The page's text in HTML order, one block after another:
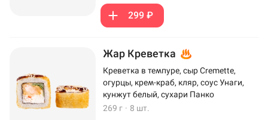
299 ₽
Жар Креветка
Креветка в темпуре, сыр Cremette,
огурцы, крем-краб, кляр, соус Унаги,
кунжут белый, сухари Панко
269 г · 8 шт.